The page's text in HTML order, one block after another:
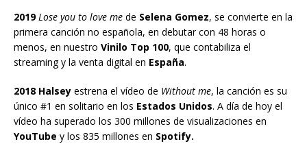
2019 Lose you to love me de Selena Gomez, se convierte en la
primera canción no española, en debutar con 48 horas o
menos, en nuestro Vinilo Top 100, que contabiliza el
streaming y la venta digital en España.
2018 Halsey estrena el vídeo de Without me, la canción es su
único #1 en solitario en los Estados Unidos. A día de hoy el
vídeo ha superado los 300 millones de visualizaciones en
YouTube y los 835 millones en Spotify.